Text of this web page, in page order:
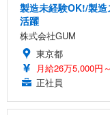
製造未経験OK!/製
活躍
株式会社GUM
東京都
月給26万5,000円
正社員